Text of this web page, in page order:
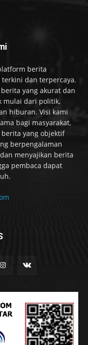
berita
dan terpercaya.
yang akurat dan
mulai dari politik,
hiburan. Visi kami
bagi masyarakat,
yang objektif
berpengalaman
menyajikan berita
pembaca dapat